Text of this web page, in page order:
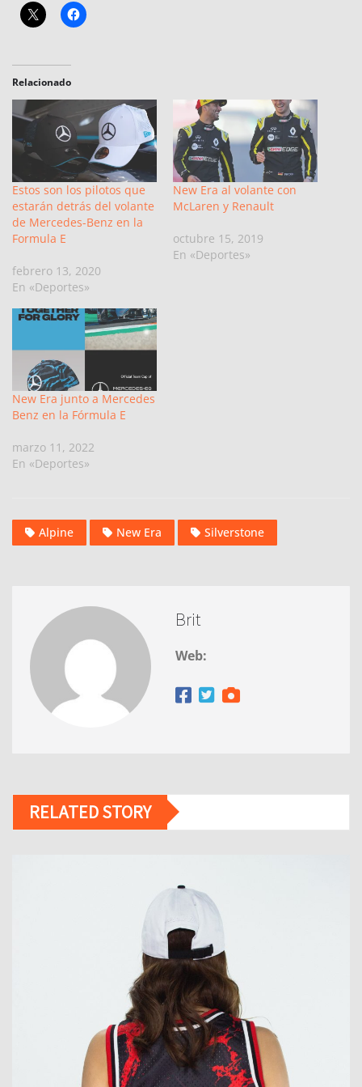
Relacionado
Estos son los pilotos que
estarán detrás del volante
de Mercedes-Benz en la
Formula E
febrero 13, 2020
En «Deportes»
New Era al volante con
McLaren y Renault
octubre 15, 2019
En «Deportes»
New Era junto a Mercedes
Benz en la Fórmula E
marzo 11, 2022
En «Deportes»
Alpine New Era Silverstone
Brit
Web:
RELATED STORY